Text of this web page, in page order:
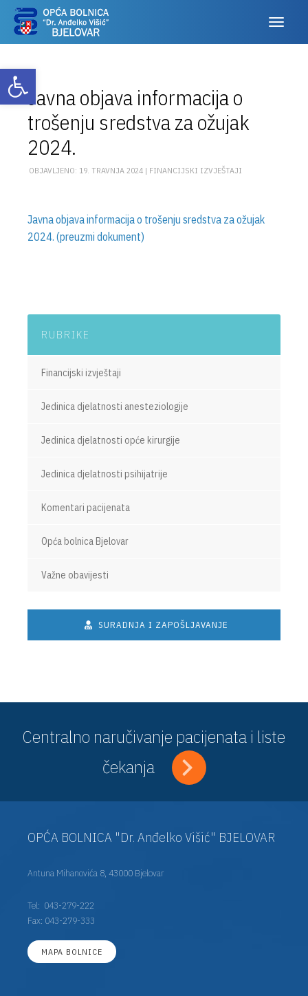
Otvori alatnu traku
Javna objava informacija o
trošenju sredstva za ožujak
2024.
OBJAVLJENO: 19. TRAVNJA 2024 | FINANCIJSKI IZVJEŠTAJI
Javna objava informacija o trošenju sredstva za ožujak
2024. (preuzmi dokument)
RUBRIKE
Financijski izvještaji
Jedinica djelatnosti anesteziologije
Jedinica djelatnosti opće kirurgije
Jedinica djelatnosti psihijatrije
Komentari pacijenata
Opća bolnica Bjelovar
Važne obavijesti
SURADNJA I ZAPOŠLJAVANJE
Centralno naručivanje pacijenata i liste
čekanja
OPĆA BOLNICA "Dr. Anđelko Višić" BJELOVAR
Antuna Mihanovića 8, 43000 Bjelovar
Tel: 043-279-222
Fax: 043-279-333
MAPA BOLNICE